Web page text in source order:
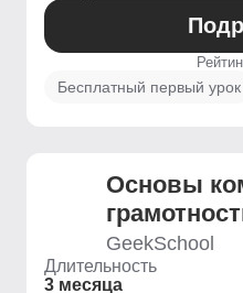
Бесплатный первый урок
Основы
GeekSchool
Длительность
3 месяца